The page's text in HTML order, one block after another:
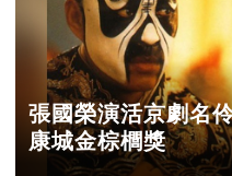
張國榮演活京劇名
康城金棕櫚獎